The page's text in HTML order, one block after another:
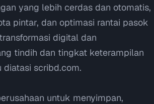
yang lebih cerdas dan otomatis,
pintar, dan optimasi rantai pasok
digital dan
tindih dan tingkat keterampilan
diatasi scribd.com.
untuk menyimpan,